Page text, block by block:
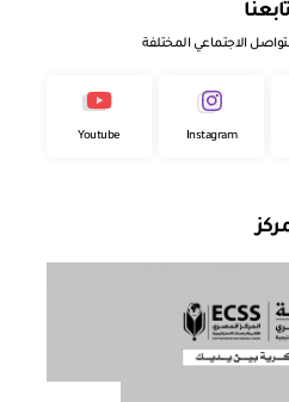
الاجتماعي المختلفة
Instagram
Youtube